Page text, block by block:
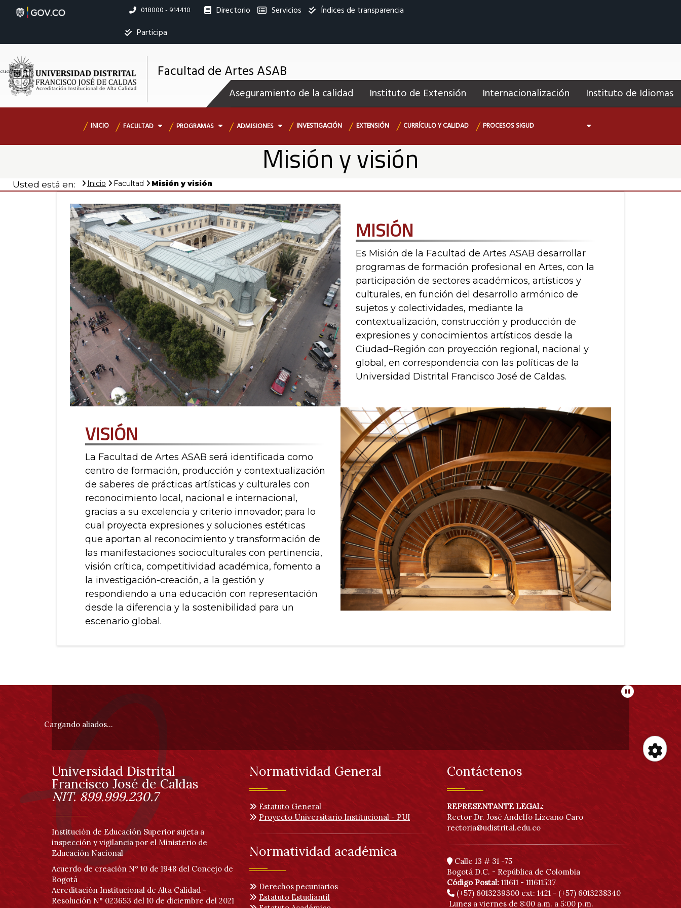
Linea
018000 - 914410 Directorio Servicios
Índices de transparencia
Participa
Facultad de Artes ASAB
Menú
secundario
Aseguramiento de la calidad Instituto de Extensión Internacionalización Instituto de Idiomas
cuerpo; } ?>
Navegación
principal
INICIO FACULTAD PROGRAMAS ADMISIONES INVESTIGACIÓN EXTENSIÓN CURRÍCULO Y CALIDAD PROCESOS SIGUD
Misión y visión
Usted está en: Inicio Facultad Misión y visión
Misión
Es Misión de la Facultad de Artes ASAB desarrollar
programas de formación profesional en Artes, con la
participación de sectores académicos, artísticos y
culturales, en función del desarrollo armónico de
sujetos y colectividades, mediante la
contextualización, construcción y producción de
expresiones y conocimientos artísticos desde la
Ciudad–Región con proyección regional, nacional y
global, en correspondencia con las políticas de la
Universidad Distrital Francisco José de Caldas.
Visión
La Facultad de Artes ASAB será identificada como
centro de formación, producción y contextualización
de saberes de prácticas artísticas y culturales con
reconocimiento local, nacional e internacional,
gracias a su excelencia y criterio innovador; para lo
cual proyecta expresiones y soluciones estéticas
que aportan al reconocimiento y transformación de
las manifestaciones socioculturales con pertinencia,
visión crítica, competitividad académica, fomento a
la investigación-creación, a la gestión y
respondiendo a una educación con representación
desde la diferencia y la sostenibilidad para un
escenario global.
Información
pie
de
página
Cargando aliados...
Información
Universidad Distrital
Francisco José de Caldas
NIT. 899.999.230.7
Institución de Educación Superior sujeta a
inspección y vigilancia por el Ministerio de
Educación Nacional
Acuerdo de creación N° 10 de 1948 del Concejo de
Bogotá
Acreditación Institucional de Alta Calidad -
Resolución N° 023653 del 10 de diciembre del 2021
Normatividad General
Estatuto General
Proyecto Universitario Institucional - PUI
Normatividad académica
Derechos pecuniarios
Estatuto Estudiantil
Contáctenos
REPRESENTANTE LEGAL:
Rector Dr. José Andelfo Lizcano Caro
rectoria@udistrital.edu.co
Calle 13 # 31 -75
Bogotá D.C. - República de Colombia
Código Postal: 111611 - 111611537
(+57) 6013239300 ext: 1421 - (+57) 6013238340
Lunes a viernes de 8:00 a.m. a 5:00 p.m.